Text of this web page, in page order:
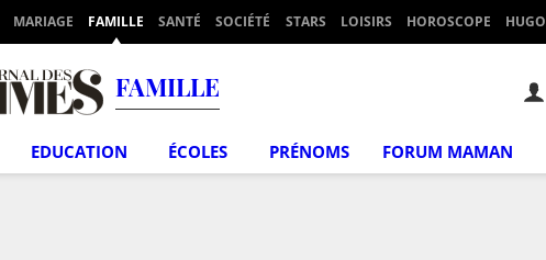
MARIAGE FAMILLE SANTÉ SOCIÉTÉ STARS LOISIRS HOROSCOPE HUGO
FAMILLE
EDUCATION ÉCOLES PRÉNOMS FORUM MAMAN